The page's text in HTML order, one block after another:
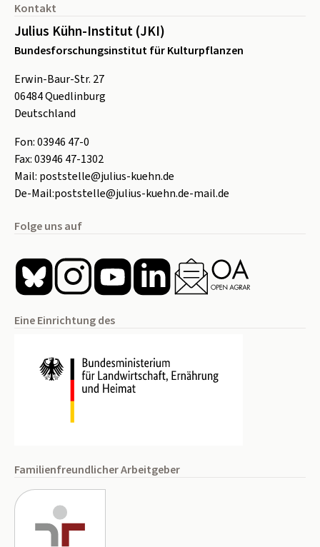
Kontakt
Julius Kühn-Institut (JKI)
Bundesforschungsinstitut für Kulturpflanzen
Erwin-Baur-Str. 27
06484Quedlinburg
Deutschland
Fon:03946 47-0
Fax:03946 47-1302
Mail: poststelle@julius-kuehn.de
De-Mail:poststelle@julius-kuehn.de-mail.de
Folge uns auf
Eine Einrichtung des
Familienfreundlicher Arbeitgeber